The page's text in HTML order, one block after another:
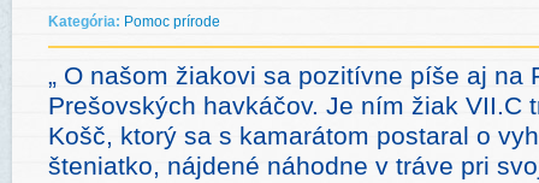
Kategória: Pomoc prírode
„ O našom žiakovi sa pozitívne píše aj na
Prešovských havkáčov. Je ním žiak VII.C
Košč, ktorý sa s kamarátom postaral o
šteniatko, nájdené náhodne v tráve pri